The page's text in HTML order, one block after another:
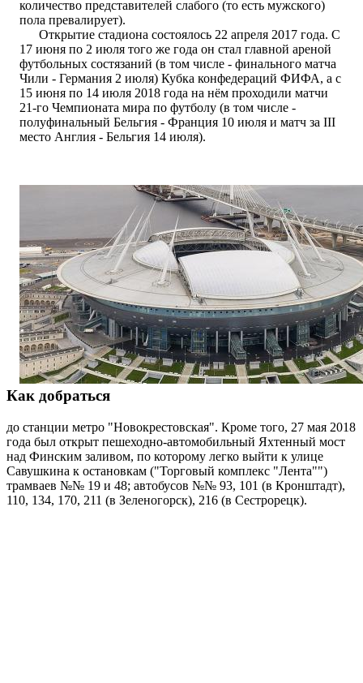
количество представителей слабого (то есть мужского)
пола превалирует).
Открытие стадиона состоялось 22 апреля 2017 года. С
17 июня по 2 июля того же года он стал главной ареной
футбольных состязаний (в том числе - финального матча
Чили - Германия 2 июля) Кубка конфедераций ФИФА, а с
15 июня по 14 июля 2018 года на нём проходили матчи
21-го Чемпионата мира по футболу (в том числе -
полуфинальный Бельгия - Франция 10 июля и матч за III
место Англия - Бельгия 14 июля).
Как добраться
до станции метро "Новокрестовская". Кроме того, 27 мая 2018
года был открыт пешеходно-автомобильный Яхтенный мост
над Финским заливом, по которому легко выйти к улице
Савушкина к остановкам ("Торговый комплекс "Лента"")
трамваев №№ 19 и 48; автобусов №№ 93, 101 (в Кронштадт),
110, 134, 170, 211 (в Зеленогорск), 216 (в Сестрорецк).